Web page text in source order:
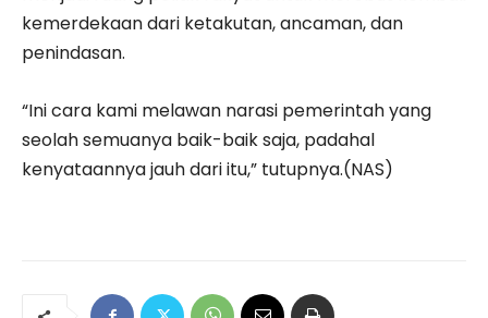
kemerdekaan dari ketakutan, ancaman, dan
penindasan.
“Ini cara kami melawan narasi pemerintah yang
seolah semuanya baik-baik saja, padahal
kenyataannya jauh dari itu,” tutupnya.(NAS)